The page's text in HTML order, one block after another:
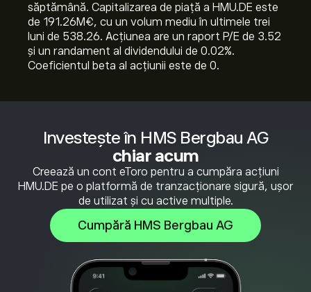
Investește în HMS Bergbau AG
chiar acum
Creează un cont eToro pentru a cumpăra acțiuni
HMU.DE pe o platformă de tranzacționare sigură, ușor
de utilizat și cu active multiple.
Cumpără HMS Bergbau AG
săptămână. Capitalizarea de piață a HMU.DE este
de 191.26M‎€‎, cu un volum mediu în ultimele trei
luni de 538.26. Acțiunea are un raport P/E de 3.52
și un randament al dividendului de 0.02%.
Coeficientul beta al acțiunii este de 0.